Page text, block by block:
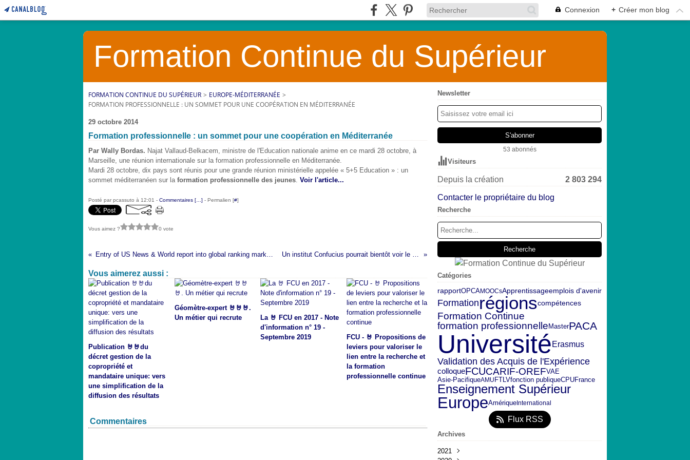
Connexion + Créer mon blog
Formation Continue du Supérieur
FORMATION CONTINUE DU SUPÉRIEUR > EUROPE-MÉDITERRANÉE >
FORMATION PROFESSIONNELLE : UN SOMMET POUR UNE COOPÉRATION EN MÉDITERRANÉE
29 octobre 2014
Formation professionnelle : un sommet pour une coopération en Méditerranée
Par Wally Bordas. Najat Vallaud-Belkacem, ministre de l'Education nationale anime en ce mardi 28 octobre, à
Marseille, une réunion internationale sur la formation professionnelle en Méditerranée.
Mardi 28 octobre, dix pays sont réunis pour une grande réunion ministérielle appelée « 5+5 Education » : un
sommet méditerranéen sur la formation professionnelle des jeunes. Voir l'article...
Posté par pcassuto à 12:01 - Commentaires [ ] - Permalien [#]
Vous aimez ? 0 vote
Entry of US News & World report into global ranking market welcomed Un institut Confucius pourrait bientôt voir le jour à Pau
Vous aimerez aussi :
Publication 🤘🤘du
décret gestion de la
copropriété et
mandataire unique: vers
une simplification de la
diffusion des résultats
Géomètre-expert 🤘🤘🤘.
Un métier qui recrute
La 🤘 FCU en 2017 - Note
d'information n° 19 -
Septembre 2019
FCU - 🤘 Propositions de
leviers pour valoriser le
lien entre la recherche et
la formation
professionnelle continue
Commentaires
Newsletter
53 abonnés
Visiteurs
Depuis la création 2 803 294
Contacter le propriétaire du blog
Recherche
Catégories
rapportOPCAMOOCsApprentissageemplois d'avenir
Formationrégionscompétences
Formation Continue
formation professionnelleMasterPACA
UniversitéErasmus
Validation des Acquis de l'Expérience
colloqueFCUCARIF-OREFVAE
Asie-PacifiqueAMUFTLVfonction publiqueCPUFrance
Enseignement Supérieur
EuropeAmérique International
Flux RSS
Archives
2021